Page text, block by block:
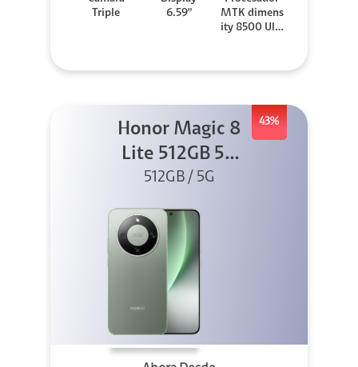
Triple
6.59"
MTK dimens
ity 8500 Ultr
43%
Honor Magic 8
Lite 512GB 5G
Verde
512GB / 5G